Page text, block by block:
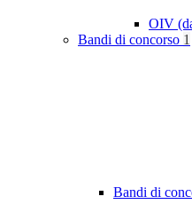
OIV
Bandi di concorso 1
Bandi di